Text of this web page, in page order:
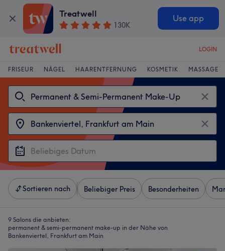
Treatwell
130K
Use app
LOGIN
FRISEUR NÄGEL HAARENTFERNUNG KOSMETIK MASSAGE
Sortieren nach Beliebiger Preis Besonderheiten
9 Salons die anbieten:
permanent & semi-permanent make-up in der Nähe von
Bankenviertel, Frankfurt am Main